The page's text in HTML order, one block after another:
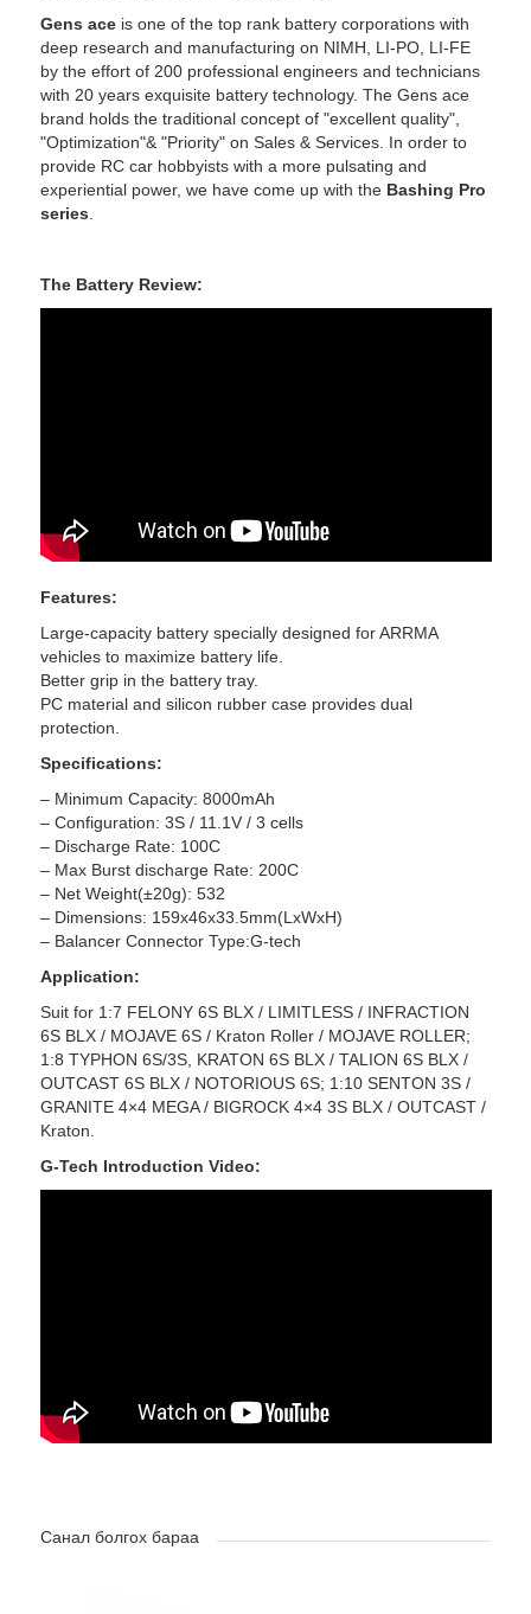
Gens aceis one of the top rank battery corporations with
deep research and manufacturing on NIMH, LI-PO, LI-FE
by the effort of 200 professional engineers and technicians
with 20 years exquisite battery technology. The Gens ace
brand holds the traditional concept of "excellent quality",
"Optimization"& "Priority" on Sales & Services. In order to
provide RC car hobbyists with a more pulsating and
experiential power, we have come up with the Bashing Pro
series
The Battery Review:
Features:
Large-capacity battery specially designed for ARRMA
vehicles to maximize battery life.
Better grip in the battery tray.
PC material and silicon rubber case provides dual
protection.
Specifications:
– Minimum Capacity: 8000mAh
– Configuration: 3S / 11.1V / 3 cells
– Discharge Rate: 100C
– Max Burst discharge Rate: 200C
– Net Weight(±20g): 532
– Dimensions: 159x46x33.5mm(LxWxH)
– Balancer Connector Type:G-tech
Application:
Suit for 1:7 FELONY 6S BLX / LIMITLESS / INFRACTION
6S BLX / MOJAVE 6S / Kraton Roller / MOJAVE ROLLER;
1:8 TYPHON 6S/3S, KRATON 6S BLX / TALION 6S BLX /
OUTCAST 6S BLX / NOTORIOUS 6S; 1:10 SENTON 3S /
GRANITE 4×4 MEGA / BIGROCK 4×4 3S BLX / OUTCAST /
Kraton.
G-Tech Introduction Video:
Санал болгох бараа